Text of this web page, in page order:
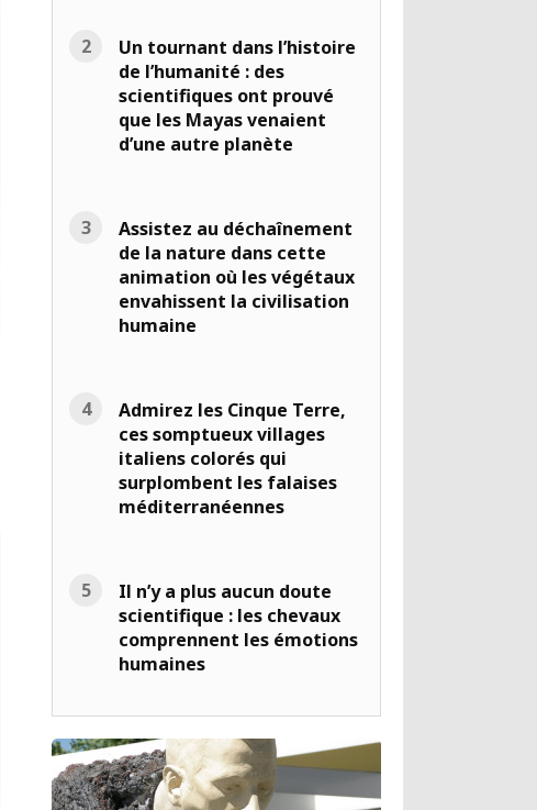
Un tournant dans l’histoire
de l’humanité : des
scientifiques ont prouvé
que les Mayas venaient
d’une autre planète
Assistez au déchaînement
de la nature dans cette
animation où les végétaux
envahissent la civilisation
humaine
Admirez les Cinque Terre,
ces somptueux villages
italiens colorés qui
surplombent les falaises
méditerranéennes
Il n’y a plus aucun doute
scientifique : les chevaux
comprennent les émotions
humaines